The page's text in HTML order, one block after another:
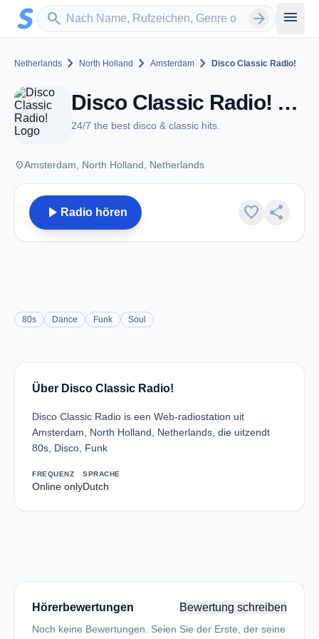
Zum Hauptinhalt springen
search
Sender suchen arrow_forward menu
Netherlands chevron_right North Holland chevron_right Amsterdam chevron_right Disco Classic Radio!
Disco Classic Radio! - Amsterdam
24/7 the best disco & classic hits.
placeAmsterdam, North Holland, Netherlands
play_arrow Radio hören favorite share
80s Dance Funk Soul
Über Disco Classic Radio!
Disco Classic Radio is een Web-radiostation uit
Amsterdam, North Holland, Netherlands, die uitzendt
80s, Disco, Funk
FREQUENZ
Online only
SPRACHE
Dutch
Hörerbewertungen Bewertung schreiben
Noch keine Bewertungen. Seien Sie der Erste, der seine